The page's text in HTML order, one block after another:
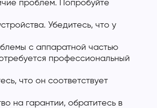
проблем. Попробуйте
Убедитесь, что у
с аппаратной частью
профессиональный
что он соответствует
на гарантии, обратитесь в